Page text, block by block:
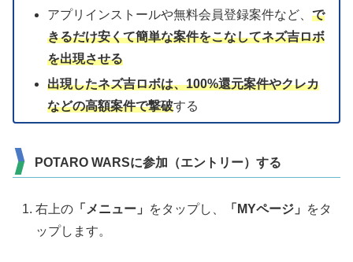
アプリインストールや無料会員登録案件など、 で
きるだけ安くて簡単な案件をこなしてネズ吉ロボ
を出現させる
出現したネズ吉ロボは、100%還元案件やクレカ
などの高額案件で撃破する
POTARO WARSに参加（エントリー）する
右上の 「メニュー」 をタップし、 「MYページ」
をタ
ップします。